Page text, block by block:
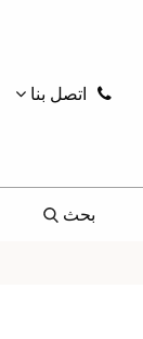
اتصل بنا
بحث